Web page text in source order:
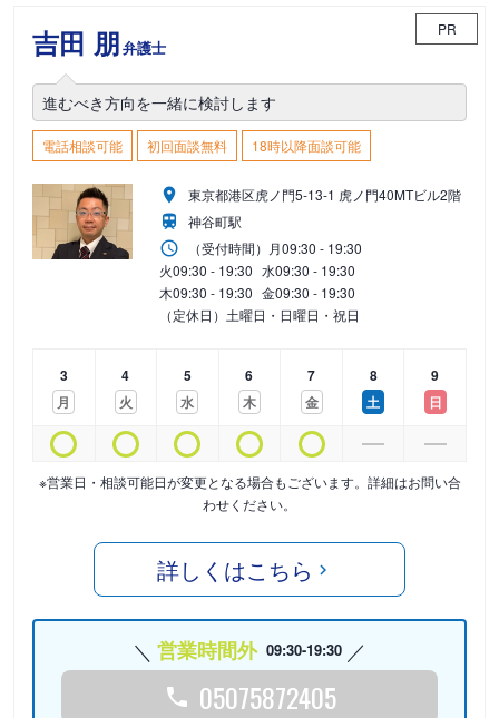
吉田 朋弁護士
PR
進むべき方向を一緒に検討します
電話相談可能 初回面談無料 18時以降面談可能
東京都港区虎ノ門5-13-1 虎ノ門40MTビル2階
神谷町駅
（受付時間） 月09:30 - 19:30
火09:30 - 19:30 水09:30 - 19:30
木09:30 - 19:30 金09:30 - 19:30
（定休日）土曜日・日曜日・祝日
3
月
4
火
5
水
6
木
7
金
8
土
9
日
※営業日・相談可能日が変更となる場合もございます。詳細はお問い合
わせください。
詳しくはこちら
営業時間外 09:30-19:30
05075872405